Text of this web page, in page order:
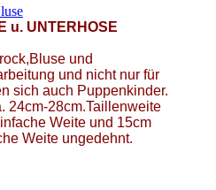
u. UNTERHOSE
und
und nicht nur für
sich auch Puppenkinder.
24cm-28cm.Taillenweite
Weite und 15cm
Weite ungedehnt.